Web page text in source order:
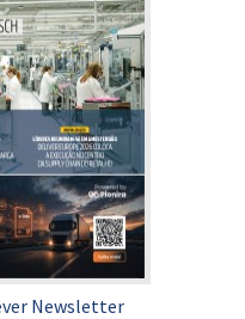
Newsletter